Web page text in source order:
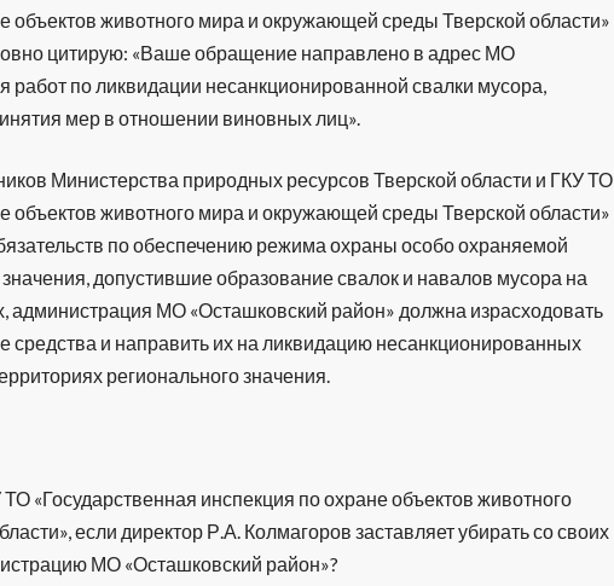
объектов животного мира и окружающей среды Тверской области»
цитирую: «Ваше обращение направлено в адрес МО
работ по ликвидации несанкционированной свалки мусора,
мер в отношении виновных лиц».
Министерства природных ресурсов Тверской области и ГКУ ТО
объектов животного мира и окружающей среды Тверской области»
по обеспечению режима охраны особо охраняемой
допустившие образование свалок и навалов мусора на
администрация МО «Осташковский район» должна израсходовать
и направить их на ликвидацию несанкционированных
регионального значения.
«Государственная инспекция по охране объектов животного
если директор Р.А. Колмагоров заставляет убирать со своих
МО «Осташковский район»?